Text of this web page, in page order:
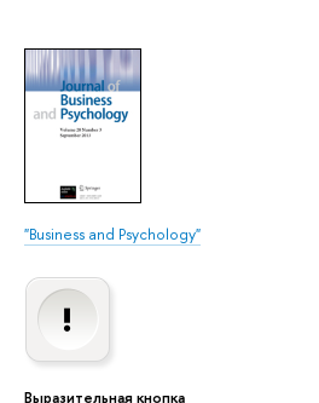
"Business and Psychology"
Выразительная кнопка